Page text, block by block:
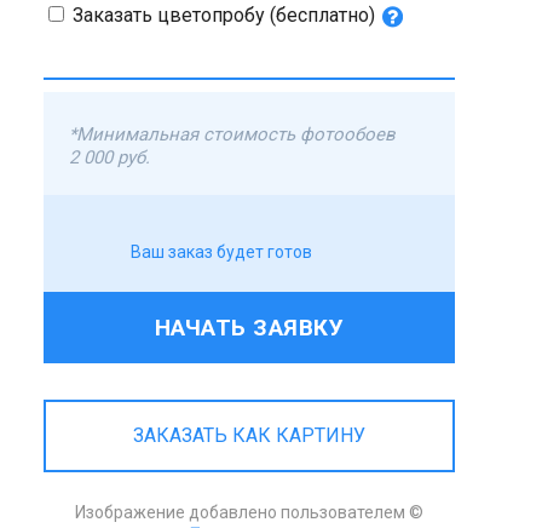
Заказать цветопробу (бесплатно)
*Минимальная стоимость фотообоев
2 000 руб.
Ваш заказ будет готов
НАЧАТЬ ЗАЯВКУ
ЗАКАЗАТЬ КАК КАРТИНУ
Изображение добавлено пользователем ©